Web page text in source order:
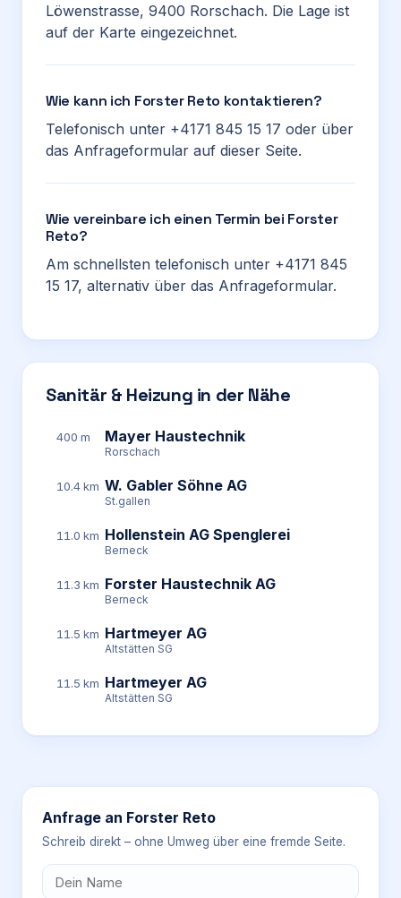
Löwenstrasse, 9400 Rorschach. Die Lage ist
auf der Karte eingezeichnet.
Wie kann ich Forster Reto kontaktieren?
Telefonisch unter +4171 845 15 17 oder über
das Anfrageformular auf dieser Seite.
Wie vereinbare ich einen Termin bei Forster
Reto?
Am schnellsten telefonisch unter +4171 845
15 17, alternativ über das Anfrageformular.
Sanitär & Heizung in der Nähe
400 m Mayer Haustechnik
Rorschach
10.4 km W. Gabler Söhne AG
St.gallen
11.0 km Hollenstein AG Spenglerei
Berneck
11.3 km Forster Haustechnik AG
Berneck
11.5 km Hartmeyer AG
Altstätten SG
11.5 km Hartmeyer AG
Altstätten SG
Anfrage an Forster Reto
Schreib direkt – ohne Umweg über eine fremde Seite.